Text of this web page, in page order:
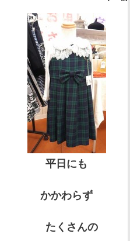
平日にも
かかわらず
たくさんの